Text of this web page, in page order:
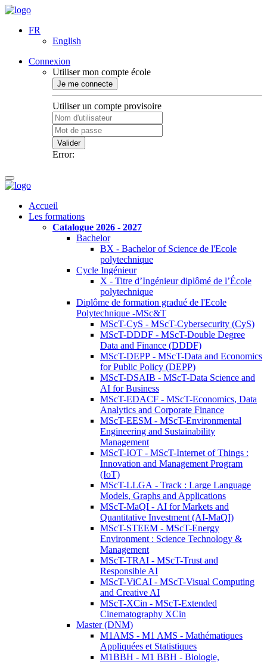
FR
English
Connexion
Utiliser mon compte école
Je me connecte
Utiliser un compte provisoire
Valider
Error:
Accueil
Les formations
Catalogue 2026 - 2027
Bachelor
BX - Bachelor of Science de l'Ecole
polytechnique
Cycle Ingénieur
X - Titre d’Ingénieur diplômé de l’École
polytechnique
Diplôme de formation gradué de l'Ecole
Polytechnique -MSc&T
MScT-CyS - MScT-Cybersecurity (CyS)
MScT-DDDF - MScT-Double Degree
Data and Finance (DDDF)
MScT-DEPP - MScT-Data and Economics
for Public Policy (DEPP)
MScT-DSAIB - MScT-Data Science and
AI for Business
MScT-EDACF - MScT-Economics, Data
Analytics and Corporate Finance
MScT-EESM - MScT-Environmental
Engineering and Sustainability
Management
MScT-IOT - MScT-Internet of Things :
Innovation and Management Program
(IoT)
MScT-LLGA - Track : Large Language
Models, Graphs and Applications
MScT-MaQI - AI for Markets and
Quantitative Investment (AI-MaQI)
MScT-STEEM - MScT-Energy
Environment : Science Technology &
Management
MScT-TRAI - MScT-Trust and
Responsible AI
MScT-ViCAI - MScT-Visual Computing
and Creative AI
MScT-XCin - MScT-Extended
Cinematography XCin
Master (DNM)
M1AMS - M1 AMS - Mathématiques
Appliquées et Statistiques
M1BBH - M1 BBH - Biologie,